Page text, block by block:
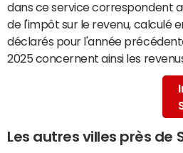
dans ce service correspondent
de l'impôt sur le revenu, calculé
déclarés pour l'année
2025 concernent ainsi les
Les autres villes près de